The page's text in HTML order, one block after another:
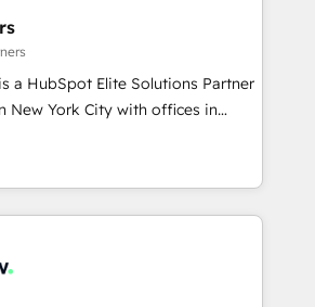
Dynamics, and legacy CRM
integrations with platforms
Ticketek, SevenRooms,
and Salesforce; HubSpot CMS
Partner, we deliver advanced
integrations in the HubSpot
Academy accreditations, six
recognition in Financial Services
a HubSpot Elite Solutions Partner
New York City with offices in
As a global
we specialize in working with
companies to implement the
across client organizations.
professional services,